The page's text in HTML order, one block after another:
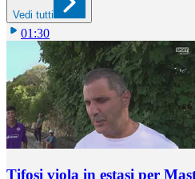
Vedi tutti
01:30
Tifosi viola in estasi per